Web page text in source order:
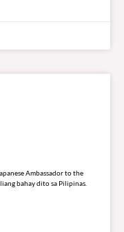
Ambassador to the
bahay dito sa Pilipinas.